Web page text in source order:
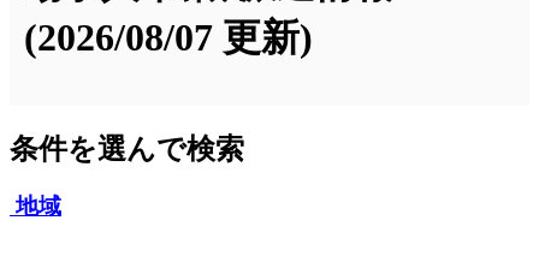
(2026/08/07 更新)
条件を選んで検索
地域